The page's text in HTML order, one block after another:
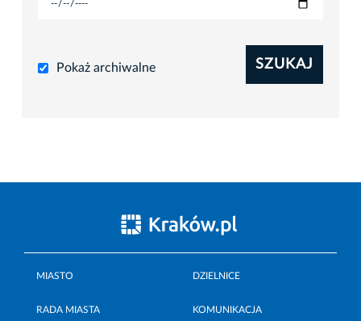
Pokaż archiwalne SZUKAJ
MIASTO DZIELNICE
RADA MIASTA KOMUNIKACJA